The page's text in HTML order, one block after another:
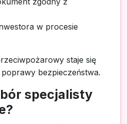
w procesie
staje się
bezpieczeństwa.
specjalisty